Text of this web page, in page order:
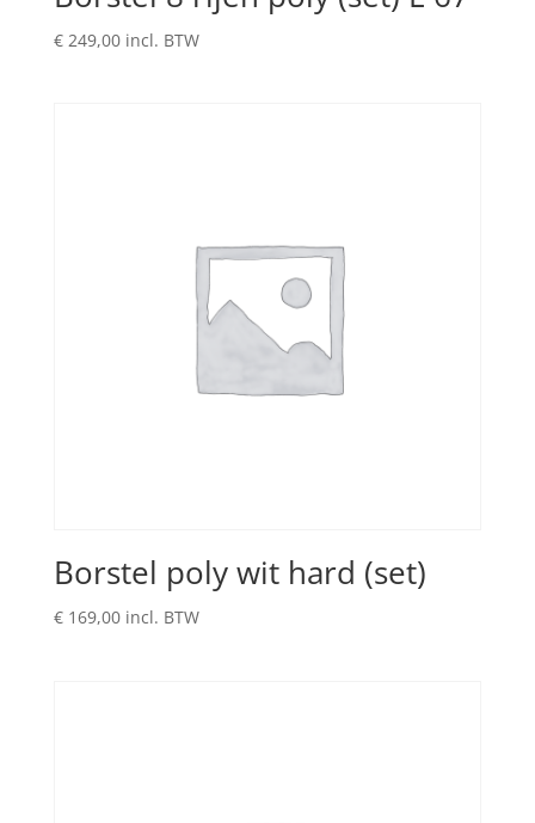
€249,00 incl. BTW
Borstel poly wit hard (set)
€169,00 incl. BTW